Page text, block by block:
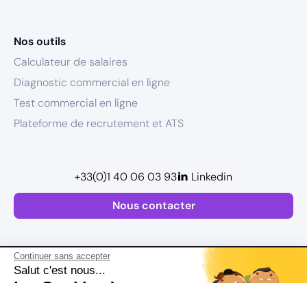
Continuer sans accepter
Salut c'est nous...
Nos outils
Calculateur de salaires
Diagnostic commercial en ligne
Test commercial en ligne
Plateforme de recrutement et ATS
Nous contacter
+33(0)1 40 06 03 93 Linkedin